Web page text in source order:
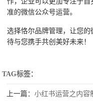
准的微信公众号运营。
选择恪尔品牌管理，让您
待与您携手共创美好未来！
TAG标签：
上一篇：小红书运营之内容